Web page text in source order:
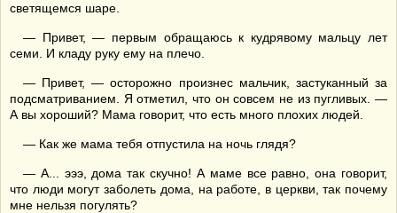
светящемся шаре.
— Привет, — первым обращаюсь к кудрявому мальцу лет
семи. И кладу руку ему на плечо.
— Привет, — осторожно произнес мальчик, застуканный за
подсматриванием. Я отметил, что он совсем не из пугливых. —
А вы хороший? Мама говорит, что есть много плохих людей.
— Как же мама тебя отпустила на ночь глядя?
— А... эээ, дома так скучно! А маме все равно, она говорит,
что люди могут заболеть дома, на работе, в церкви, так почему
мне нельзя погулять?